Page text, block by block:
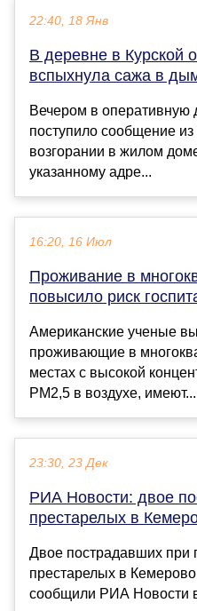
22:40, 18 Янв
В деревне в Курской
вспыхнула сажа в
Вечером в
поступило сообщение
возгорании в жилом
указанному адре...
16:20, 16 Июл
Проживание в
повысило риск
Американские ученые
проживающие в
местах с высокой
PM2,5 в воздухе, имеют...
23:30, 23 Дек
РИА Новости: двое
престарелых в
Двое пострадавших при
престарелых в
сообщили РИА Новости